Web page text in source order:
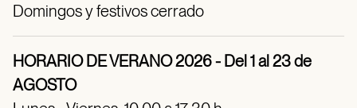
Domingos y festivos cerrado
HORARIO DE VERANO 2026 - Del 1 al 23 de
AGOSTO